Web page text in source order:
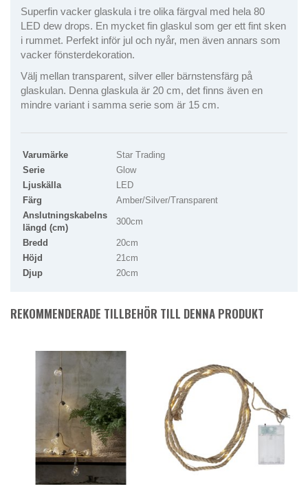
Superfin vacker glaskula i tre olika färgval med hela 80
LED dew drops. En mycket fin glaskul som ger ett fint sken
i rummet. Perfekt inför jul och nyår, men även annars som
vacker fönsterdekoration.
Välj mellan transparent, silver eller bärnstensfärg på
glaskulan. Denna glaskula är 20 cm, det finns även en
mindre variant i samma serie som är 15 cm.
Varumärke
Star Trading
Serie
Glow
Ljuskälla
LED
Färg
Amber/Silver/Transparent
Anslutningskabelns
längd (cm)
300cm
Bredd
20cm
Höjd
21cm
Djup
20cm
REKOMMENDERADE TILLBEHÖR TILL DENNA PRODUKT